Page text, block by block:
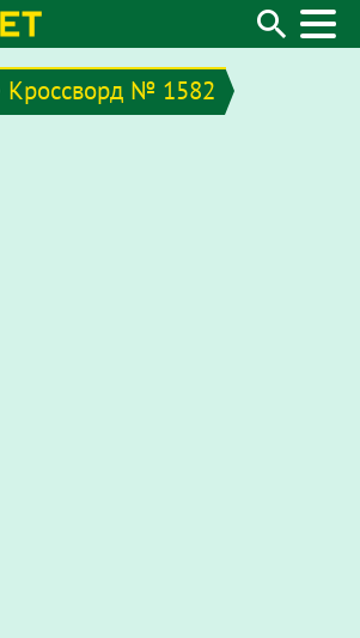
Кроссворд № 1582